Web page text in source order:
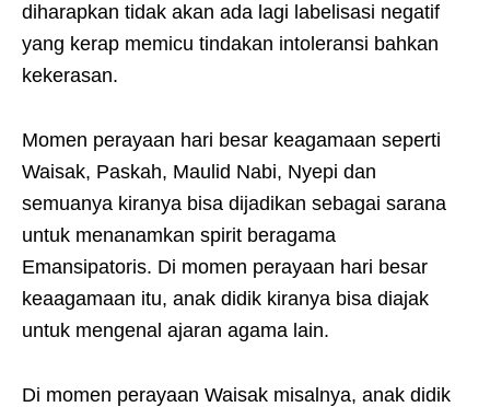
diharapkan tidak akan ada lagi labelisasi negatif
yang kerap memicu tindakan intoleransi bahkan
kekerasan.
Momen perayaan hari besar keagamaan seperti
Waisak, Paskah, Maulid Nabi, Nyepi dan
semuanya kiranya bisa dijadikan sebagai sarana
untuk menanamkan spirit beragama
Emansipatoris. Di momen perayaan hari besar
keaagamaan itu, anak didik kiranya bisa diajak
untuk mengenal ajaran agama lain.
Di momen perayaan Waisak misalnya, anak didik